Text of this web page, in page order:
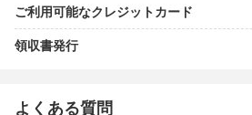
ご利用可能なクレジットカード
領収書発行
よくある質問